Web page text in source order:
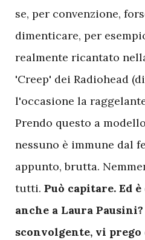
se, per convenzione,
dimenticare, per
realmente ricantato
'Creep' dei Radiohead
l'occasione la
Prendo questo a
nessuno è immune dal
appunto, brutta.
tutti. Può capitare. Ed
anche a Laura
sconvolgente, vi